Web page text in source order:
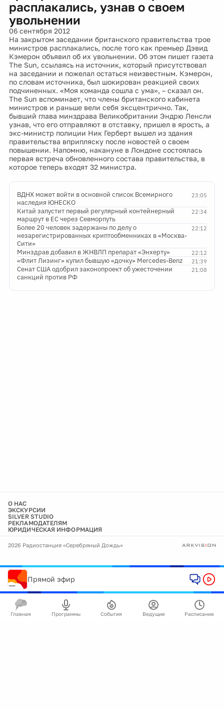
расплакались, узнав о своем
увольнении
06 сентября 2012
На закрытом заседании британского правительства трое
министров расплакались, после того как премьер Дэвид
Кэмерон объявил об их увольнении. Об этом пишет газета
The Sun, ссылаясь на источник, который присутствовал
на заседании и пожелал остаться неизвестным. Кэмерон,
по словам источника, был шокирован реакцией своих
подчиненных. «Моя команда сошла с ума», – сказал он.
The Sun вспоминает, что члены британского кабинета
министров и раньше вели себя эксцентрично. Так,
бывший глава минздрава Великобритании Эндрю Ленсли
узнав, что его отправляют в отставку, пришел в ярость, а
экс-министр полиции Ник Герберт вышел из здания
правительства вприпляску после новостей о своем
повышении. Напомню, накануне в Лондоне состоялась
первая встреча обновленного состава правительства, в
которое теперь входят 32 министра.
23:05
ВДНХ может войти в основной список Всемирного
наследия ЮНЕСКО
22:34
Китай запустит первый регулярный контейнерный
маршрут в ЕС через Севморпуть
22:12
Более 20 человек задержаны по делу о
незарегистрированных криптообменниках в «Москва-
Сити»
22:12
Минздрав добавил в ЖНВЛП препарат «Энхерту»
21:39
«Флит Лизинг» купил бывшую «дочку» Mercedes-Benz
21:08
Сенат США одобрил законопроект об ужесточении
санкций против РФ
О НАС
ЭКСКУРСИИ
SILVER STUDIO
РЕКЛАМОДАТЕЛЯМ
ЮРИДИЧЕСКАЯ ИНФОРМАЦИЯ
2026 Радиостанция «Серебряный Дождь»
Прямой эфир
Главная Программы События Ведущие Расписание